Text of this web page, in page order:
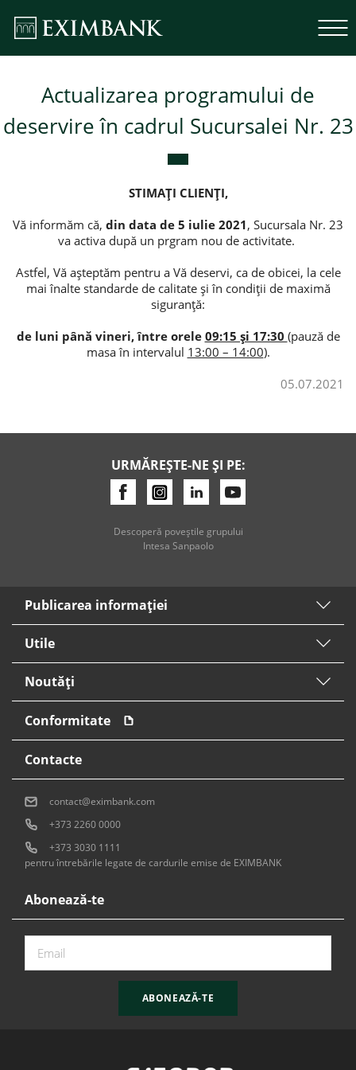
Actualizarea programului de
deservire în cadrul Sucursalei Nr. 23
STIMAȚI CLIENȚI,
Vă informăm că, din data de 5 iulie 2021, Sucursala Nr. 23
va activa după un prgram nou de activitate.
Astfel, Vă așteptăm pentru a Vă deservi, ca de obicei, la cele
mai înalte standarde de calitate și în condiții de maximă
siguranță:
de luni până vineri, între orele 09:15 și 17:30 (pauză de
masa în intervalul 13:00 – 14:00).
05.07.2021
URMĂREȘTE-NE ȘI PE:
Descoperă poveştile grupului
Intesa Sanpaolo
Publicarea informaţiei
Utile
Noutăți
Conformitate
Abonează-te
ABONEAZĂ-TE
Contacte
contact@eximbank.com
+373 2260 0000
+373 3030 1111
pentru întrebările legate de cardurile emise de EXIMBANK